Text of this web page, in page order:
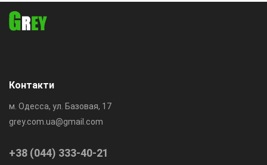
Контакти
м. Одесса, ул. Базовая, 17
grey.com.ua@gmail.com
+38 (044) 333-40-21